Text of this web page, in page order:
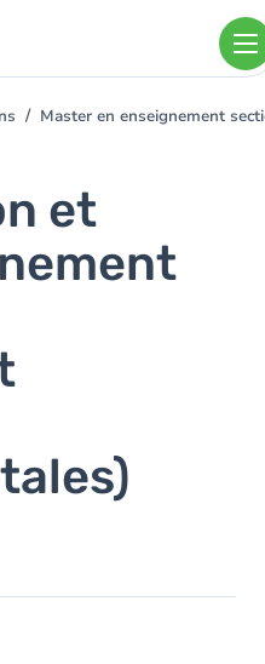
Master en enseignement
et